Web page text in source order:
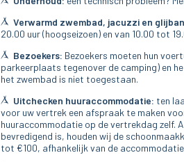
Verwarmd zwembad, jacuzzi en
20.00 uur (hoogseizoen) en van 10.00 tot
Bezoekers: Bezoekers moeten hun
parkeerplaats tegenover de camping) en
het zwembad is niet toegestaan.
Uitchecken huuraccommodatie: ten
voor uw vertrek een afspraak te maken
huuraccommodatie op de vertrekdag zelf.
bevredigend is, houden wij de
tot €100, afhankelijk van de